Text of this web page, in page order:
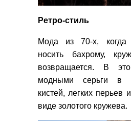
Ретро-стиль
Мода из 70-х, когда
носить бахрому,
возвращается. В
модными серьги в
кистей, легких перьев
виде золотого кружева.